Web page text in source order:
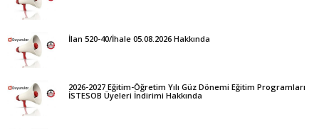
İlan 520-40/İhale 05.08.2026 Hakkında
2026-2027 Eğitim-Öğretim Yılı Güz Dönemi Eğitim Programları
İSTESOB Üyeleri İndirimi Hakkında